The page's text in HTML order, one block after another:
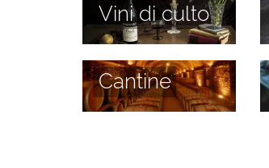
Vini di culto
Cantine